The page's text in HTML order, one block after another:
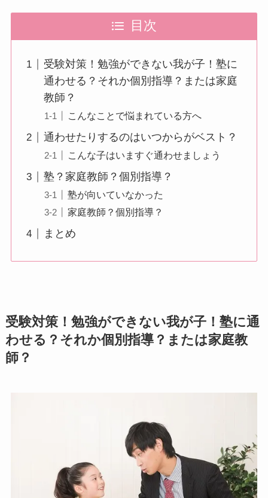
目次
受験対策！勉強ができない我が子！塾に
通わせる？それか個別指導？または家庭
教師？
こんなことで悩まれている方へ
通わせたりするのはいつからがベスト？
こんな子はいますぐ通わせましょう
塾？家庭教師？個別指導？
塾が向いていなかった
家庭教師？個別指導？
まとめ
受験対策！勉強ができない我が子！塾に通
わせる？それか個別指導？または家庭教
師？